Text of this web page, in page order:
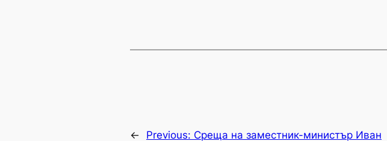
← Previous: Среща на заместник-министър Иван